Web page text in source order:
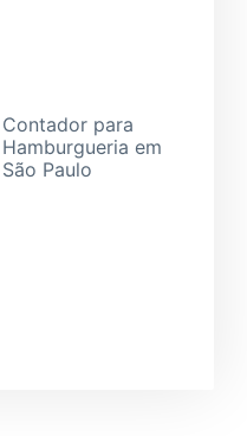
Contador para
Hamburgueria em
São Paulo